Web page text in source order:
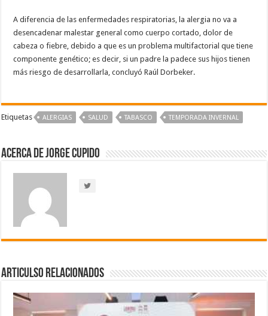
A diferencia de las enfermedades respiratorias, la alergia no va a
desencadenar malestar general como cuerpo cortado, dolor de
cabeza o fiebre, debido a que es un problema multifactorial que tiene
componente genético; es decir, si un padre la padece sus hijos tienen
más riesgo de desarrollarla, concluyó Raúl Dorbeker.
Etiquetas ALERGIAS SALUD TABASCO TEMPORADA INVERNAL
Acerca de Jorge Cupido
Articulso Relacionados